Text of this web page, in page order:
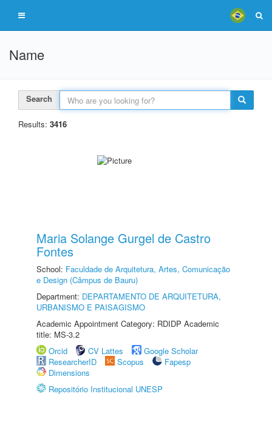
Name
Search
Results: 3416
Maria Solange Gurgel de Castro
Fontes
School: Faculdade de Arquitetura, Artes, Comunicação
e Design (Câmpus de Bauru)
Department: DEPARTAMENTO DE ARQUITETURA,
URBANISMO E PAISAGISMO
Academic Appointment Category: RDIDP Academic
title: MS-3.2
Orcid
CV Lattes
Google Scholar
ResearcherID
Scopus
Fapesp
Dimensions
Repositório Institucional UNESP